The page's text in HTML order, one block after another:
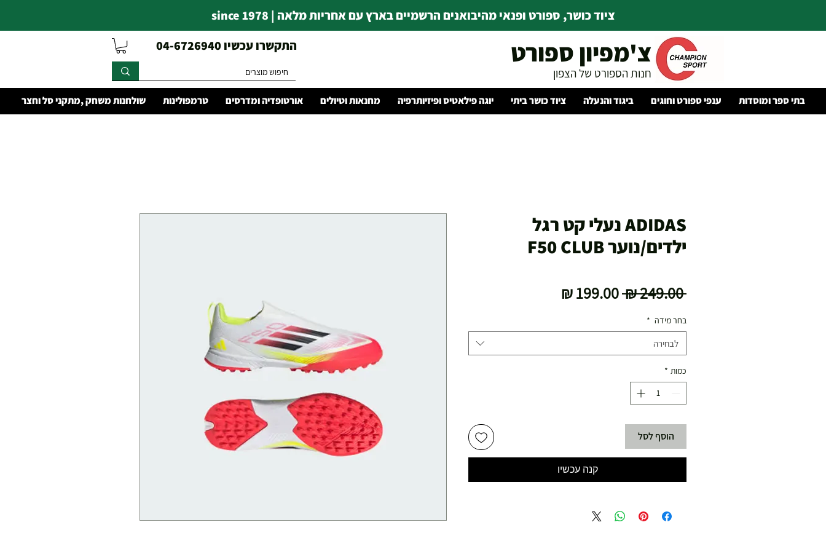
ציוד כושר, ספורט ופנאי מהיבואנים הרשמיים בארץ עם אחריות מלאה | since 1978
התקשרו עכשיו 04-6726940
צ'מפיון ספורט
חנות הספורט של הצפון
בתי ספר ומוסדות ענפי ספורט וחוגים ביגוד והנעלה ציוד כושר ביתי יוגה פילאטיס ופיזיותרפיה מחנאות וטיולים אורטופדיה ומדרסים טרמפולינות שולחנות משחק ,מתקני סל וחצר
ADIDAS נעלי קט רגל
ילדים/נוער F50 CLUB
‏249.00 ‏₪
מחיר
בחר מידה *
לבחירה
כמות *
הוסף לסל
קנה עכשיו